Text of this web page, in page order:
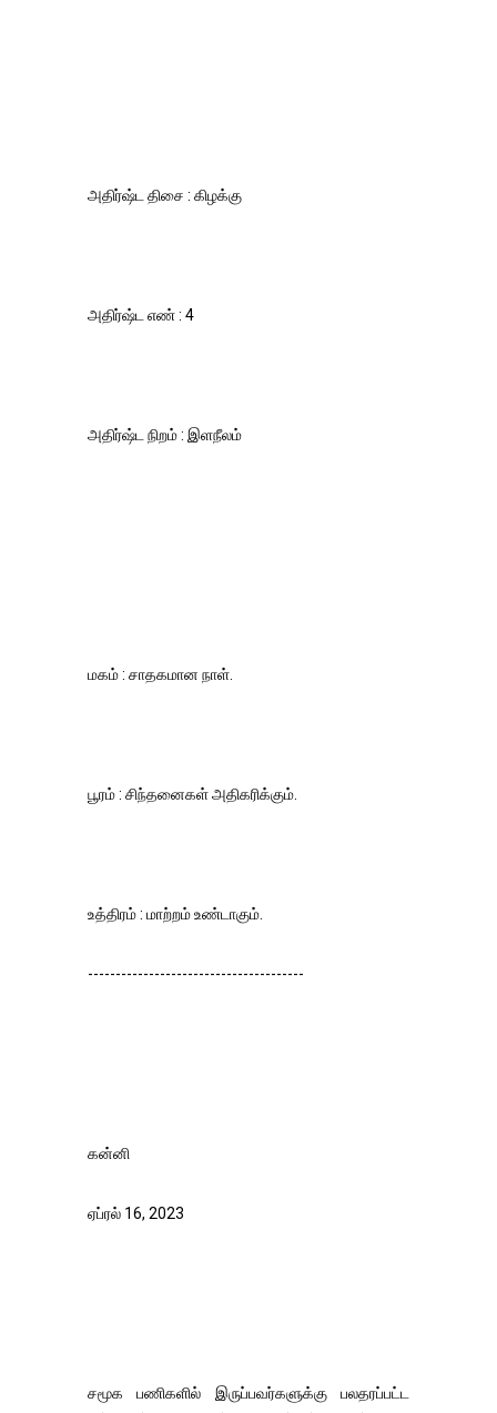
அதிர்ஷ்ட திசை : கிழக்கு
அதிர்ஷ்ட எண் : 4
அதிர்ஷ்ட நிறம் : இளநீலம்
மகம் : சாதகமான நாள்.
பூரம் : சிந்தனைகள் அதிகரிக்கும்.
உத்திரம் : மாற்றம் உண்டாகும்.
---------------------------------------
கன்னி
ஏப்ரல் 16, 2023
சமூக பணிகளில் இருப்பவர்களுக்கு பலதரப்பட்ட